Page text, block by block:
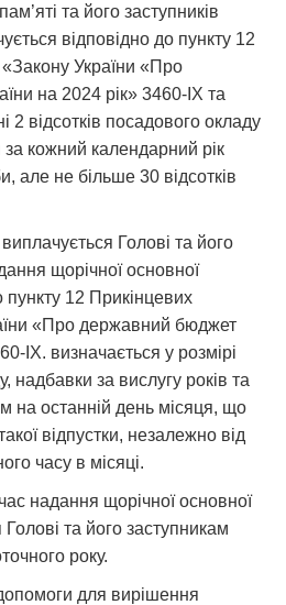
та його заступників
відповідно до пункту 12
України «Про
на 2024 рік» 3460-IX та
2 відсотків посадового окладу
кожний календарний рік
але не більше 30 відсотків
Голові та його
щорічної основної
пункту 12 Прикінцевих
«Про державний бюджет
IX. визначається у розмірі
надбавки за вислугу років та
на останній день місяця, що
відпустки, незалежно від
часу в місяці.
надання щорічної основної
Голові та його заступникам
року.
для вирішення